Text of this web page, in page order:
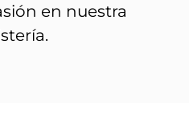
en nuestra